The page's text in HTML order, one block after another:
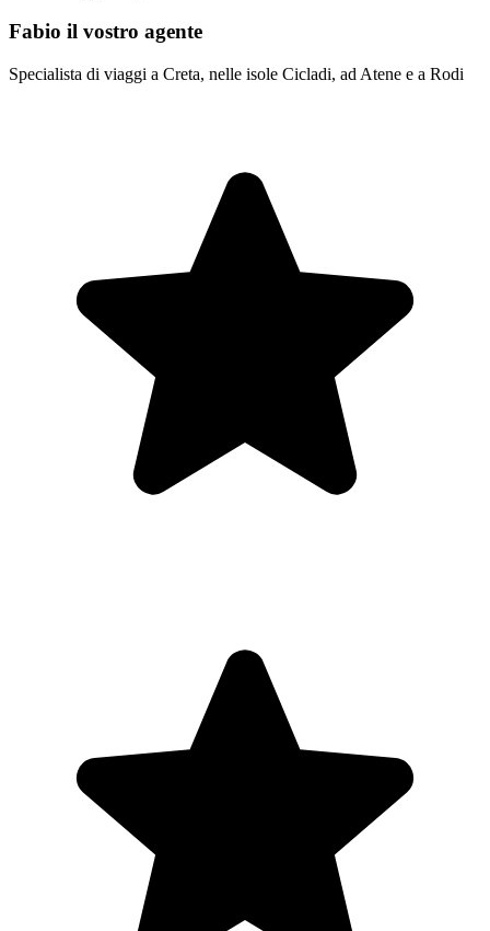
Fabio il vostro agente
Specialista di viaggi a Creta, nelle isole Cicladi, ad Atene e a Rodi